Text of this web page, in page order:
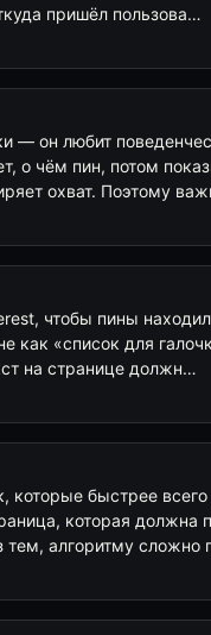
пришёл пользова…
— он любит
о чём пин, потом
охват. Поэтому
чтобы пины
как «список для
на странице должн…
которые быстрее всего
которая должна
тем, алгоритму сложно